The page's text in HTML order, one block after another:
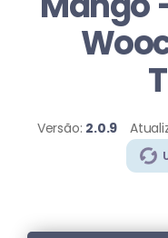
Versão: 2.0.9